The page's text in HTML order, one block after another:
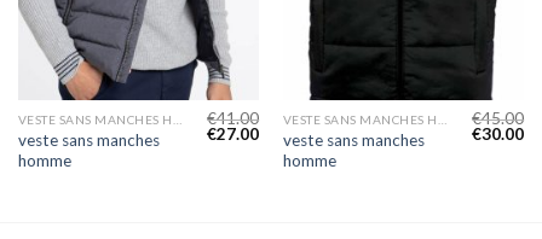
veste sans manches
homme
€41.00
€27.00
veste sans manches
homme
€45.00
€30.00